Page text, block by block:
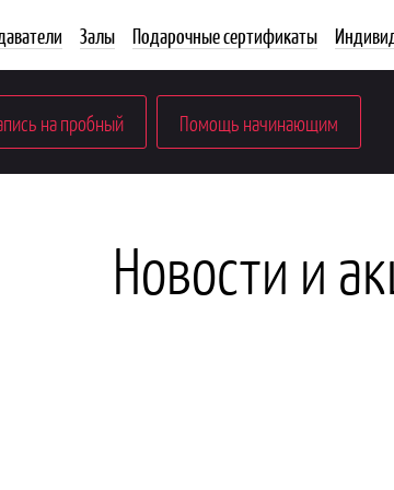
Залы Подарочные сертификаты
на пробный Помощь начинающим
Новости и